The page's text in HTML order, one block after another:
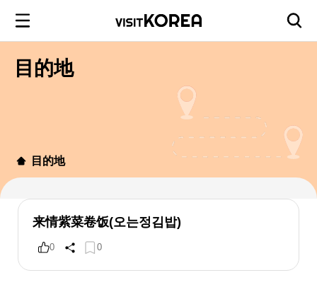
目的地
目的地
来情紫菜卷饭(오는정김밥)
0 0